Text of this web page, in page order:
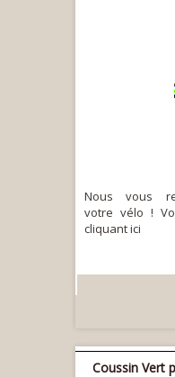
Nous vous
votre vélo !
cliquant ici
Coussin Vert